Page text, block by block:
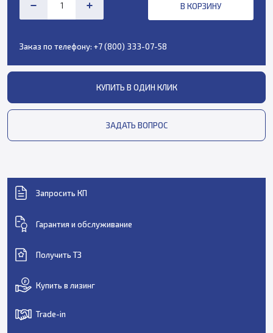
В КОРЗИНУ
Заказ по телефону: +7 (800) 333-07-58
КУПИТЬ В ОДИН КЛИК
ЗАДАТЬ ВОПРОС
Запросить КП
Гарантия и обслуживание
Получить ТЗ
Купить в лизинг
Trade-in